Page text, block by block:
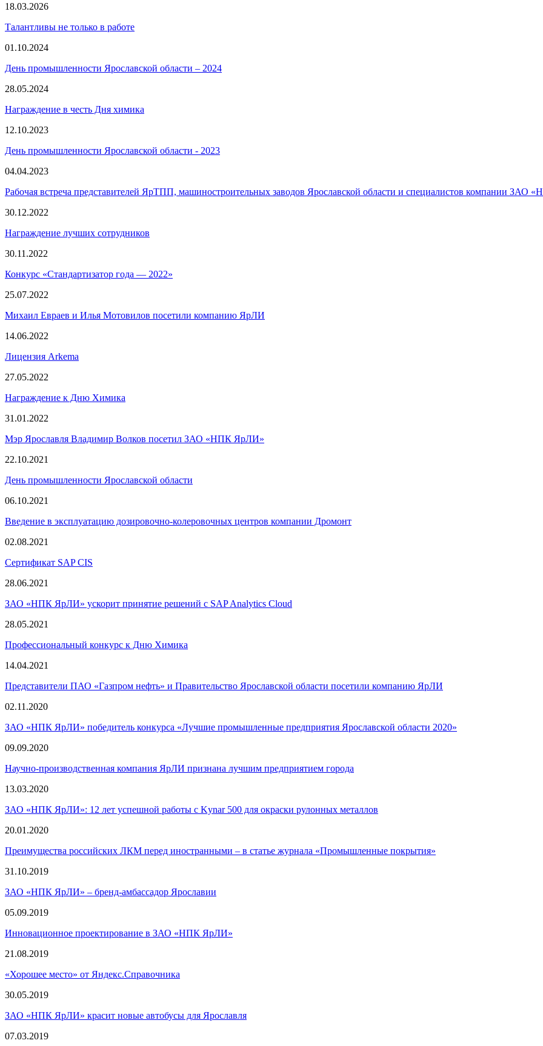
18.03.2026
Талантливы не только в работе
01.10.2024
День промышленности Ярославской области – 2024
28.05.2024
Награждение в честь Дня химика
12.10.2023
День промышленности Ярославской области ‑ 2023
04.04.2023
Рабочая встреча представителей ЯрТПП, машиностроительных заводов Ярославской области и специалистов компании ЗАО
30.12.2022
Награждение лучших сотрудников
30.11.2022
Конкурс «Стандартизатор года — 2022»
25.07.2022
Михаил Евраев и Илья Мотовилов посетили компанию ЯрЛИ
14.06.2022
Лицензия Arkema
27.05.2022
Награждение к Дню Химика
31.01.2022
Мэр Ярославля Владимир Волков посетил ЗАО «НПК ЯрЛИ»
22.10.2021
День промышленности Ярославской области
06.10.2021
Введение в эксплуатацию дозировочно-колеровочных центров компании Дромонт
02.08.2021
Сертификат SAP CIS
28.06.2021
ЗАО «НПК ЯрЛИ» ускорит принятие решений с SAP Analytics Cloud
28.05.2021
Профессиональный конкурс к Дню Химика
14.04.2021
Представители ПАО «Газпром нефть» и Правительство Ярославской области посетили компанию ЯрЛИ
02.11.2020
ЗАО «НПК ЯрЛИ» победитель конкурса «Лучшие промышленные предприятия Ярославской области 2020»
09.09.2020
Научно-производственная компания ЯрЛИ признана лучшим предприятием города
13.03.2020
ЗАО «НПК ЯрЛИ»: 12 лет успешной работы с Kynar 500 для окраски рулонных металлов
20.01.2020
Преимущества российских ЛКМ перед иностранными – в статье журнала «Промышленные покрытия»
31.10.2019
ЗАО «НПК ЯрЛИ» – бренд-амбассадор Ярославии
05.09.2019
Инновационное проектирование в ЗАО «НПК ЯрЛИ»
21.08.2019
«Хорошее место» от Яндекс.Справочника
30.05.2019
ЗАО «НПК ЯрЛИ» красит новые автобусы для Ярославля
07.03.2019